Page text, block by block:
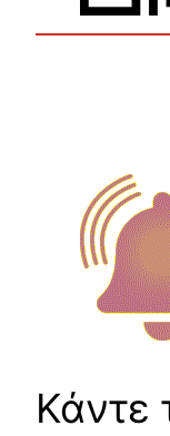
Κάντε